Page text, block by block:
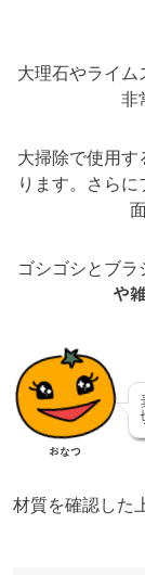
大理石やライム
非
大掃除で使用す
ります。さら
ゴシゴシとブラ
や
おなつ
材質を確認した